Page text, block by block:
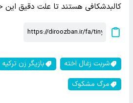
کالبدشکافی هستند تا علت دقیق
شربت زغال اخته بازیگر زن ترکیه
مرگ مشکوک